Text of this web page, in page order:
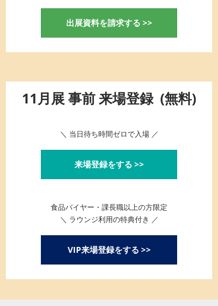
出展資料を請求する >>
11月展 事前 来場登録 (無料)
＼ 当日待ち時間ゼロで入場 ／
来場登録をする >>
食品バイヤー・課長職以上の方限定
＼ ラウンジ利用の特典付き ／
VIP来場登録をする >>